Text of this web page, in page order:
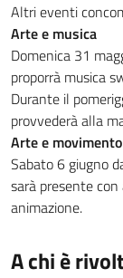
Altri eventi
Arte e musica
Domenica 31
proporrà musica
Durante il
provvederà alla
Arte e movimento
Sabato 6 giugno
sarà presente
animazione.
A chi è